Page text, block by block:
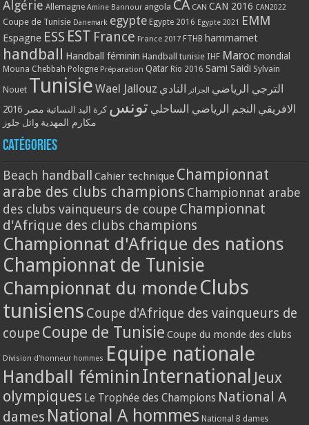
Algérie Allemagne Amine Bannour angola CA CAN CAN 2016 CAN2022
Coupe de Tunisie Danemark egypte Egypte 2016 Egypte 2021 EMM
Espagne ESS EST France France 2017 FTHB hammamet
handball Handball féminin Handball tunisie IHF Maroc mondial
Mouna Chebbah Pologne Préparation Qatar Rio 2016 Sami Saidi Sylvain
Nouet Tunisie Wael Jallouz الترجي الرياضي الجزائر النادي
الافريقي النجم الرياضي الساحلي تونس كرة اليد النسائية مصر 2016
مكارم المهدية وائل جلوز
Catégories
Beach handball Cahier technique Championnat
arabe des clubs champions Championnat arabe
des clubs vainqueurs de coupe Championnat
d'Afrique des clubs champions
Championnat d'Afrique des nations
Championnat de Tunisie
Championnat du monde Clubs
tunisiens Coupe d'Afrique des vainqueurs de
coupe Coupe de Tunisie Coupe du monde des clubs
Division d'honneur hommes Equipe nationale
Handball féminin International Jeux
olympiques Le Trophée des Champions National A
dames National A hommes National B dames